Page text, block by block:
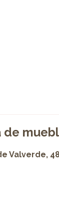
de
Valverde,